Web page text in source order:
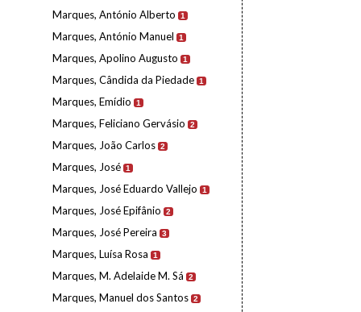
Marques, António Alberto 1
Marques, António Manuel 1
Marques, Apolino Augusto 1
Marques, Cândida da Piedade 1
Marques, Emídio 1
Marques, Feliciano Gervásio 2
Marques, João Carlos 2
Marques, José 1
Marques, José Eduardo Vallejo 1
Marques, José Epifânio 2
Marques, José Pereira 3
Marques, Luísa Rosa 1
Marques, M. Adelaide M. Sá 2
Marques, Manuel dos Santos 2